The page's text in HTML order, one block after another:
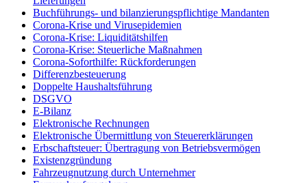
Buchführungs- und bilanzierungspflichtige Mandanten
Corona-Krise und Virusepidemien
Corona-Krise: Liquiditätshilfen
Corona-Krise: Steuerliche Maßnahmen
Corona-Soforthilfe: Rückforderungen
Differenzbesteuerung
Doppelte Haushaltsführung
DSGVO
E-Bilanz
Elektronische Rechnungen
Elektronische Übermittlung von Steuererklärungen
Erbschaftsteuer: Übertragung von Betriebsvermögen
Existenzgründung
Fahrzeugnutzung durch Unternehmer